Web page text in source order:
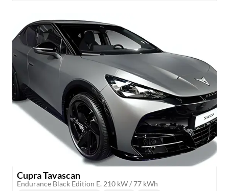
Cupra Tavascan
Endurance Black Edition E. 210 kW / 77 kWh